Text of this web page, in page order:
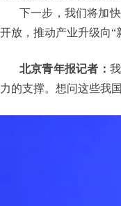
下一步，我们将加
开放，推动产业升级向“
北京青年报记者：
力的支撑。想问这些我